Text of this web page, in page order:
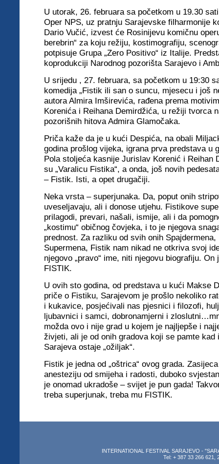
U utorak, 26. februara sa početkom u 19.30
Oper NPS, uz pratnju Sarajevske filharmonije
Dario Vučić, izvest će Rosinijevu komičnu
berebrin“ za koju režiju, kostimografiju,
potpisuje Grupa „Zero Positivo“ iz Italije.
koprodukciji Narodnog pozorišta Sarajevo i
U srijedu , 27. februara, sa početkom u 19:30
komedija „Fistik ili san o suncu, mjesecu i još
autora Almira Imširevića, rađena prema
Korenića i Reihana Demirdžića, u režiji tvorca
pozorišnih hitova Admira Glamočaka.
Priča kaže da je u kući Despića, na obali
godina prošlog vijeka, igrana prva predstava u
Pola stoljeća kasnije Jurislav Korenić i Reihan
su „Varalicu Fistika“, a onda, još novih
– Fistik. Isti, a opet drugačiji.
Neka vrsta – superjunaka. Da, poput onih
uveseljavaju, ali i donose utjehu. Fistikove
prilagodi, prevari, našali, ismije, ali i da
„kostimu“ običnog čovjeka, i to je njegova
prednost. Za razliku od svih onih Spajdermena,
Supermena, Fistik nam nikad ne otkriva svoj
njegovo „pravo“ ime, niti njegovu biografiju. On
FISTIK.
U ovih sto godina, od predstava u kući Makse
priče o Fistiku, Sarajevom je prošlo nekoliko
i kukavice, posjećivali nas pjesnici i filozofi,
ljubavnici i samci, dobronamjerni i
možda ovo i nije grad u kojem je najljepše i
živjeti, ali je od onih gradova koji se pamte kad
Sarajeva ostaje „ožiljak“.
Fistik je jedna od „oštrica“ ovog grada.
anesteziju od smijeha i radosti, duboko
je onomad ukradoše – svijet je pun gada!
treba superjunak, treba mu FISTIK.
INTERNATIONAL FESTIVAL SARAJEVO -
Tel: + 387 33 266 621,